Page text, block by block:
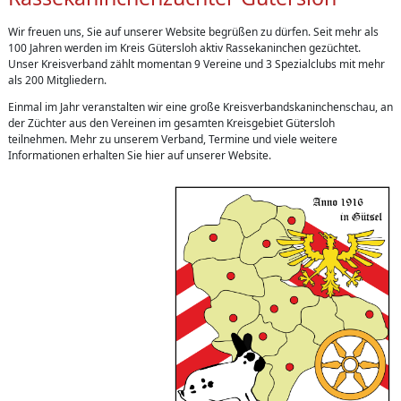
Wir freuen uns, Sie auf unserer Website begrüßen zu dürfen. Seit mehr als
100 Jahren werden im Kreis Gütersloh aktiv Rassekaninchen gezüchtet.
Unser Kreisverband zählt momentan 9 Vereine und 3 Spezialclubs mit mehr
als 200 Mitgliedern.
Einmal im Jahr veranstalten wir eine große Kreisverbandskaninchenschau, an
der Züchter aus den Vereinen im gesamten Kreisgebiet Gütersloh
teilnehmen. Mehr zu unserem Verband, Termine und viele weitere
Informationen erhalten Sie hier auf unserer Website.